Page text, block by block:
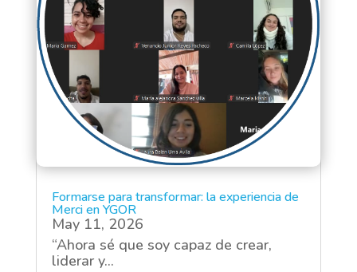
Formarse para transformar: la experiencia de
Merci en YGOR
May 11, 2026
“Ahora sé que soy capaz de crear,
liderar y...